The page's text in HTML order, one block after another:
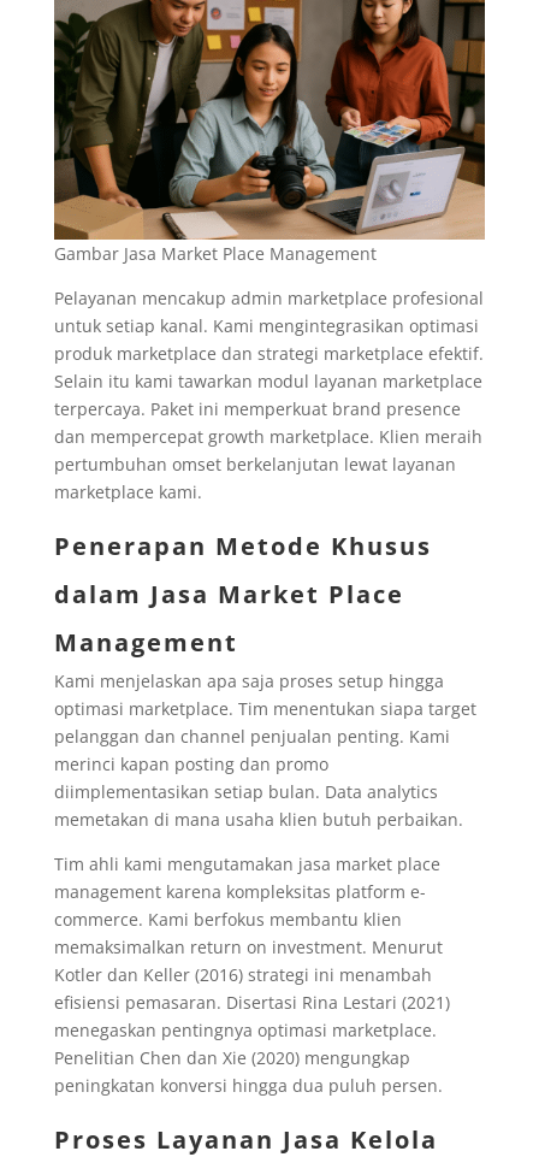
Gambar Jasa Market Place Management
Pelayanan mencakup admin marketplace profesional
untuk setiap kanal. Kami mengintegrasikan optimasi
produk marketplace dan strategi marketplace efektif.
Selain itu kami tawarkan modul layanan marketplace
terpercaya. Paket ini memperkuat brand presence
dan mempercepat growth marketplace. Klien meraih
pertumbuhan omset berkelanjutan lewat layanan
marketplace kami.
Penerapan Metode Khusus
dalam Jasa Market Place
Management
Kami menjelaskan apa saja proses setup hingga
optimasi marketplace. Tim menentukan siapa target
pelanggan dan channel penjualan penting. Kami
merinci kapan posting dan promo
diimplementasikan setiap bulan. Data analytics
memetakan di mana usaha klien butuh perbaikan.
Tim ahli kami mengutamakan jasa market place
management karena kompleksitas platform e-
commerce. Kami berfokus membantu klien
memaksimalkan return on investment. Menurut
Kotler dan Keller (2016) strategi ini menambah
efisiensi pemasaran. Disertasi Rina Lestari (2021)
menegaskan pentingnya optimasi marketplace.
Penelitian Chen dan Xie (2020) mengungkap
peningkatan konversi hingga dua puluh persen.
Proses Layanan Jasa Kelola